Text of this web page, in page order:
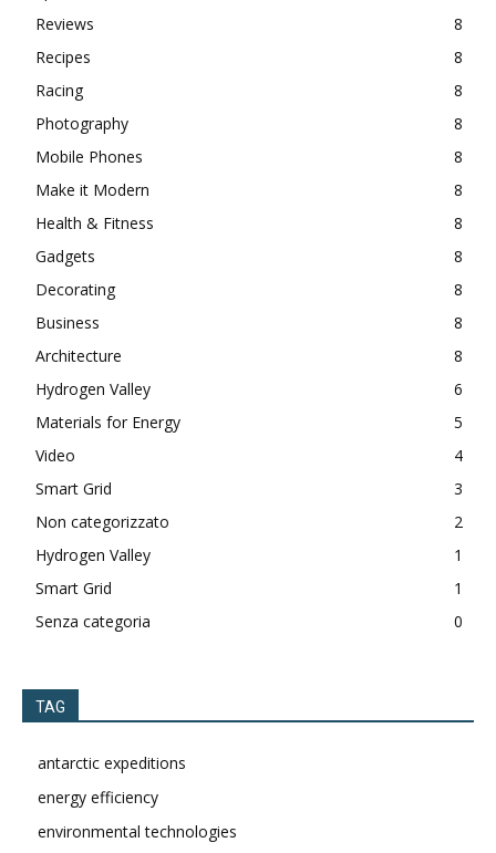
Reviews
8
Recipes
8
Racing
8
Photography
8
Mobile Phones
8
Make it Modern
8
Health & Fitness
8
Gadgets
8
Decorating
8
Business
8
Architecture
8
Hydrogen Valley
6
Materials for Energy
5
Video
4
Smart Grid
3
Non categorizzato
2
Hydrogen Valley
1
Smart Grid
1
Senza categoria
0
TAG
antarctic expeditions
energy efficiency
environmental technologies